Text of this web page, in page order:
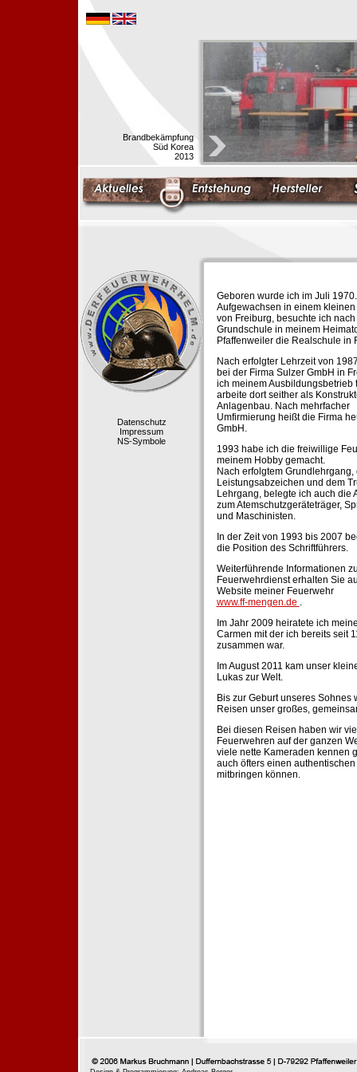
Brandbekämpfung
Süd Korea
2013
Datenschutz
Impressum
NS-Symbole
Geboren wurde ich im Juli 1970.
Aufgewachsen in einem kleinen
von Freiburg, besuchte ich nach
Grundschule in meinem
Pfaffenweiler die Realschule in
Nach erfolgter Lehrzeit von
bei der Firma Sulzer GmbH in
ich meinem Ausbildungsbetrieb
arbeite dort seither als
Anlagenbau. Nach mehrfacher
Umfirmierung heißt die Firma
GmbH.
1993 habe ich die freiwillige
meinem Hobby gemacht.
Nach erfolgtem Grundlehrgang,
Leistungsabzeichen und dem
Lehrgang, belegte ich auch die
zum Atemschutzgeräteträger,
und Maschinisten.
In der Zeit von 1993 bis 2007
die Position des Schriftführers.
Weiterführende Informationen
Feuerwehrdienst erhalten Sie
Website meiner Feuerwehr
www.ff-mengen.de .
Im Jahr 2009 heiratete ich
Carmen mit der ich bereits seit
zusammen war.
Im August 2011 kam unser
Lukas zur Welt.
Bis zur Geburt unseres Sohnes
Reisen unser großes,
Bei diesen Reisen haben wir
Feuerwehren auf der ganzen
viele nette Kameraden kennen
auch öfters einen
mitbringen können.